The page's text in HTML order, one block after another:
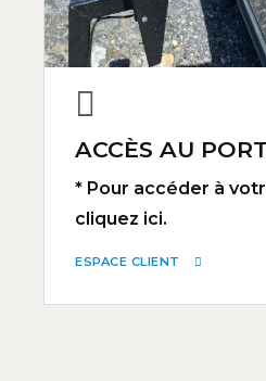
ACCÈS AU
* Pour accéder à
cliquez ici.
ESPACE CLIENT